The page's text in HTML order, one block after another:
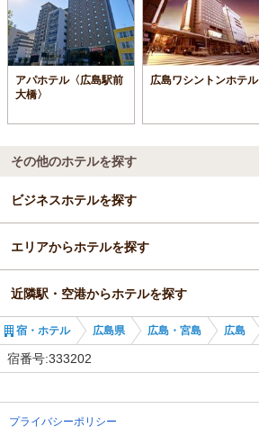
アパホテル〈広島駅前
大橋〉
広島ワシントンホテル
その他のホテルを探す
ビジネスホテルを探す
広島県
広島・宮島
広島
エリアからホテルを探す
広島県
広島・宮島
近隣駅・空港からホテルを探す
本通駅
宿・ホテル 広島県 広島・宮島 広島
宿番号:333202
プライバシーポリシー